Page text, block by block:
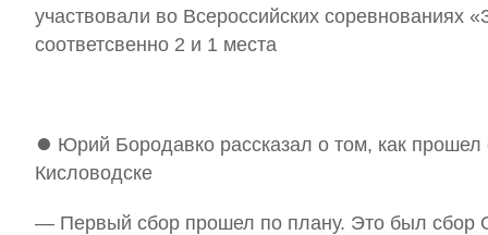
участвовали во Всероссийских соревнованиях
соответсвенно 2 и 1 места
⏺ Юрий Бородавко рассказал о том, как прошел
Кисловодске
— Первый сбор прошел по плану. Это был сбор